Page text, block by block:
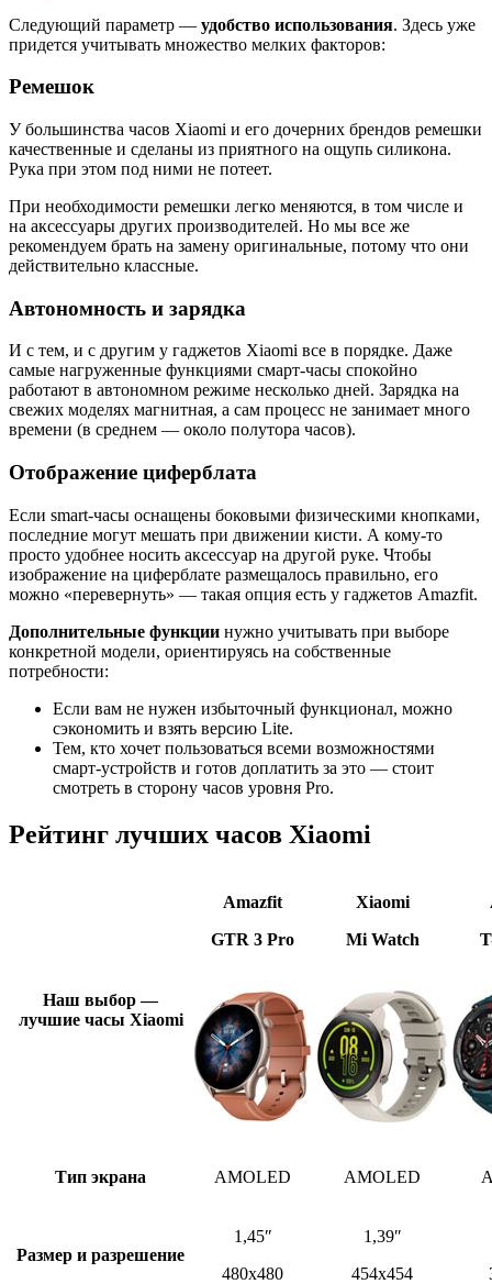
Следующий параметр — удобство использования. Здесь уже
придется учитывать множество мелких факторов:
Ремешок
У большинства часов Xiaomi и его дочерних брендов ремешки
качественные и сделаны из приятного на ощупь силикона.
Рука при этом под ними не потеет.
При необходимости ремешки легко меняются, в том числе и
на аксессуары других производителей. Но мы все же
рекомендуем брать на замену оригинальные, потому что они
действительно классные.
Автономность и зарядка
И с тем, и с другим у гаджетов Xiaomi все в порядке. Даже
самые нагруженные функциями смарт-часы спокойно
работают в автономном режиме несколько дней. Зарядка на
свежих моделях магнитная, а сам процесс не занимает много
времени (в среднем — около полутора часов).
Отображение циферблата
Если smart-часы оснащены боковыми физическими кнопками,
последние могут мешать при движении кисти. А кому-то
просто удобнее носить аксессуар на другой руке. Чтобы
изображение на циферблате размещалось правильно, его
можно «перевернуть» — такая опция есть у гаджетов Amazfit.
Дополнительные функции нужно учитывать при выборе
конкретной модели, ориентируясь на собственные
потребности:
Если вам не нужен избыточный функционал, можно
сэкономить и взять версию Lite.
Тем, кто хочет пользоваться всеми возможностями
смарт-устройств и готов доплатить за это — стоит
смотреть в сторону часов уровня Pro.
Рейтинг лучших часов Xiaomi
Наш выбор —
лучшие часы Xiaomi
Amazfit
GTR 3 Pro
Xiaomi
Mi Watch
Тип экрана AMOLED AMOLED
Размер и разрешение
1,45″
480х480
1,39″
454х454